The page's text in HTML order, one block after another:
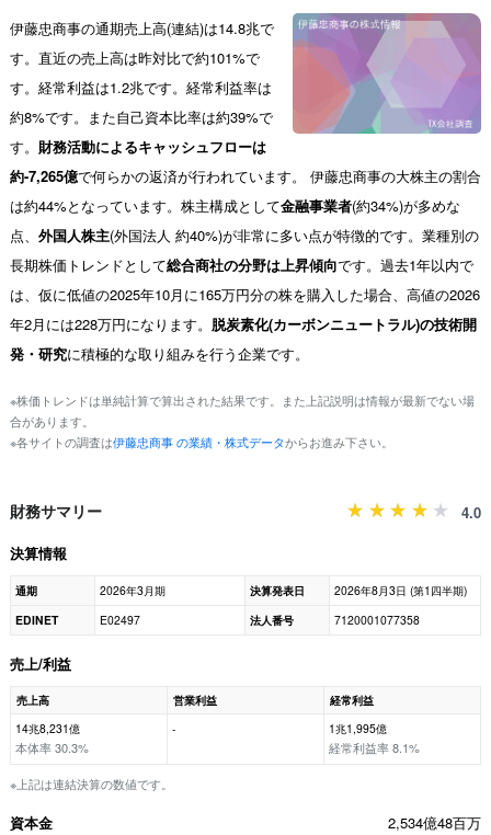
伊藤忠商事の通期売上高(連結)は14.8兆で
す。直近の売上高は昨対比で約101%で
す。経常利益は1.2兆です。経常利益率は
約8%です。また自己資本比率は約39%で
す。 財務活動によるキャッシュフローは
約-7,265億で何らかの返済が行われています。 伊藤忠商事の大株主の割合
は約44%となっています。株主構成として金融事業者(約34%)が多めな
点、 外国人株主(外国法人 約40%)が非常に多い点が特徴的です。業種別の
長期株価トレンドとして総合商社の分野は上昇傾向です。過去1年以内で
は、仮に低値の2025年10月に165万円分の株を購入した場合、高値の2026
年2月には228万円になります。 脱炭素化(カーボンニュートラル)の技術開
発・研究に積極的な取り組みを行う企業です。
※株価トレンドは単純計算で算出された結果です。また上記説明は情報が最新でない場
合があります。
※各サイトの調査は伊藤忠商事 の業績・株式データからお進み下さい。
財務サマリー
4.0
決算情報
通期 2026年3月期 決算発表日
2026年8月3日 (第1四半期)
EDINET
E02497 法人番号 7120001077358
売上/利益
売上高 営業利益
経常利益
14兆8,231億
本体率 30.3%
- 1兆1,995億
経常利益率 8.1%
※上記は連結決算の数値です。
資本金
2,534億48百万